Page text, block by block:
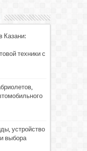
Казани:
техники с
устройство
выбора